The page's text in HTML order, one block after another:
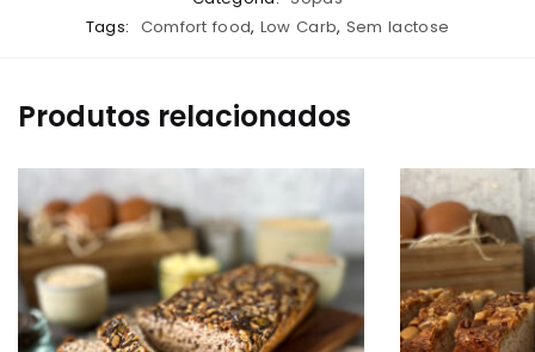
Tags: Comfort food, Low Carb, Sem lactose
Produtos relacionados